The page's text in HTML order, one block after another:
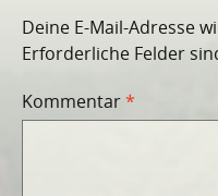
Deine E-Mail-Adresse
Erforderliche Felder
Kommentar*